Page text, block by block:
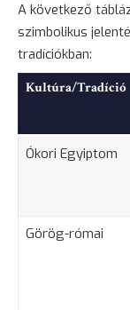
A következő
szimbolikus
tradíciókban:
Kultúra/Tradíció
Ókori Egyiptom
Görög-római